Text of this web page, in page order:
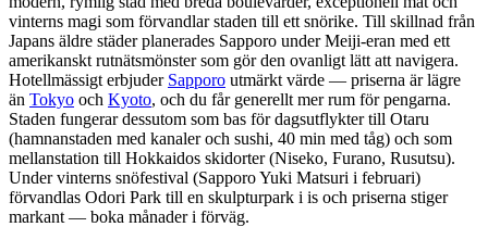
vinterns magi som förvandlar staden till ett snörike. Till skillnad från
Japans äldre städer planerades Sapporo under Meiji-eran med ett
amerikanskt rutnätsmönster som gör den ovanligt lätt att navigera.
Hotellmässigt erbjuder Sapporo utmärkt värde — priserna är lägre
än Tokyo och Kyoto, och du får generellt mer rum för pengarna.
Staden fungerar dessutom som bas för dagsutflykter till Otaru
(hamnanstaden med kanaler och sushi, 40 min med tåg) och som
mellanstation till Hokkaidos skidorter (Niseko, Furano, Rusutsu).
Under vinterns snöfestival (Sapporo Yuki Matsuri i februari)
förvandlas Odori Park till en skulpturpark i is och priserna stiger
markant — boka månader i förväg.